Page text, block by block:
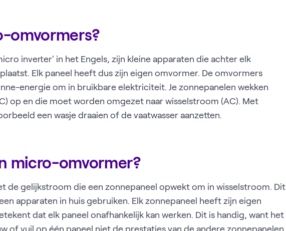
omvormers?
inverter' in het Engels, zijn kleine apparaten die achter elk
Elk paneel heeft dus zijn eigen omvormer. De omvormers
energie om in bruikbare elektriciteit. Je zonnepanelen wekken
op en die moet worden omgezet naar wisselstroom (AC). Met
een wasje draaien of de vaatwasser aanzetten.
micro-omvormer?
de gelijkstroom die een zonnepaneel opwekt om in wisselstroom. Dit
apparaten in huis gebruiken. Elk zonnepaneel heeft zijn eigen
dat elk paneel onafhankelijk kan werken. Dit is handig, want het
of vuil op één paneel niet de prestaties van de andere zonnepanelen